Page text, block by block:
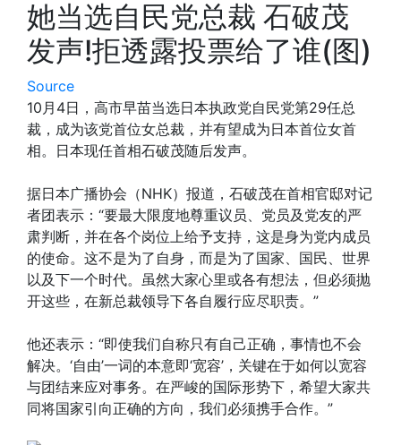
她当选自民党总裁 石破茂
发声!拒透露投票给了谁(图)
Source
10月4日，高市早苗当选日本执政党自民党第29任总
裁，成为该党首位女总裁，并有望成为日本首位女首
相。日本现任首相石破茂随后发声。
据日本广播协会（NHK）报道，石破茂在首相官邸对记
者团表示：“要最大限度地尊重议员、党员及党友的严
肃判断，并在各个岗位上给予支持，这是身为党内成员
的使命。这不是为了自身，而是为了国家、国民、世界
以及下一个时代。虽然大家心里或各有想法，但必须抛
开这些，在新总裁领导下各自履行应尽职责。”
他还表示：“即使我们自称只有自己正确，事情也不会
解决。‘自由’一词的本意即‘宽容’，关键在于如何以宽容
与团结来应对事务。在严峻的国际形势下，希望大家共
同将国家引向正确的方向，我们必须携手合作。”